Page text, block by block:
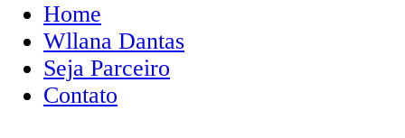
Home
Wllana Dantas
Seja Parceiro
Contato